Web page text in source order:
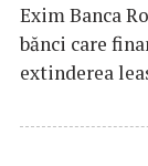
Exim Banca
bănci care
extinderea